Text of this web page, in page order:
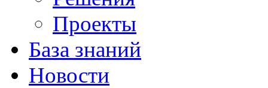
Проекты
База знаний
Новости